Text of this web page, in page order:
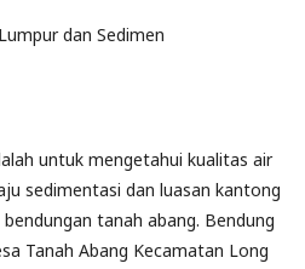
dan Sedimen
untuk mengetahui kualitas air
sedimentasi dan luasan kantong
tanah abang. Bendung
Tanah Abang Kecamatan Long